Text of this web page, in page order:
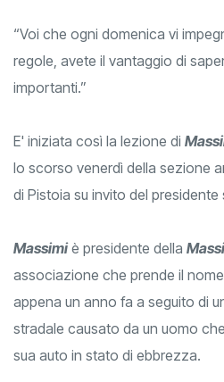
“Voi che ogni domenica vi
regole, avete il vantaggio di
importanti.”
E' iniziata così la lezione di
lo scorso venerdì della sezione
di Pistoia su invito del presidente
Massimiè presidente della
associazione che prende il
appena un anno fa a seguito di
stradale causato da un uomo
sua auto in stato di ebbrezza.